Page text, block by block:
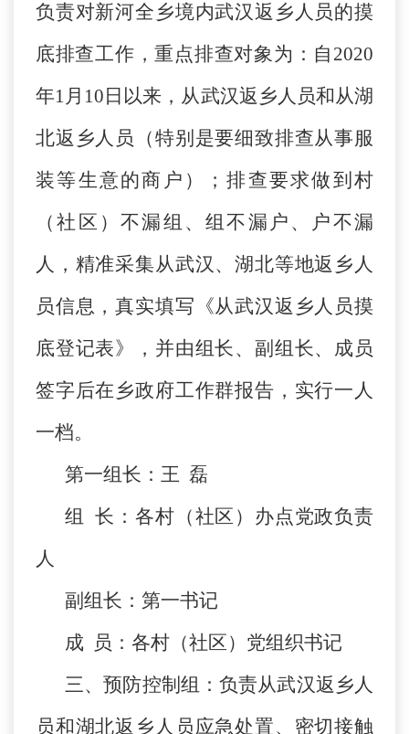
负责对新河全乡境内武汉返乡人员的摸
底排查工作，重点排查对象为：自2020
年1月10日以来，从武汉返乡人员和从湖
北返乡人员（特别是要细致排查从事服
装等生意的商户）；排查要求做到村
（社区）不漏组、组不漏户、户不漏
人，精准采集从武汉、湖北等地返乡人
员信息，真实填写《从武汉返乡人员摸
底登记表》，并由组长、副组长、成员
签字后在乡政府工作群报告，实行一人
一档。
第一组长：王 磊
组 长：各村（社区）办点党政负责
人
副组长：第一书记
成 员：各村（社区）党组织书记
三、预防控制组：负责从武汉返乡人
员和湖北返乡人员应急处置、密切接触